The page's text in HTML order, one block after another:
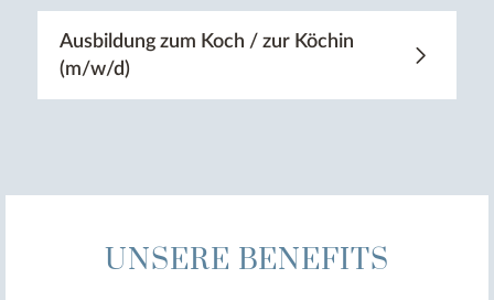
Ausbildung zum Koch / zur Köchin
(m/w/d)
UNSERE BENEFITS